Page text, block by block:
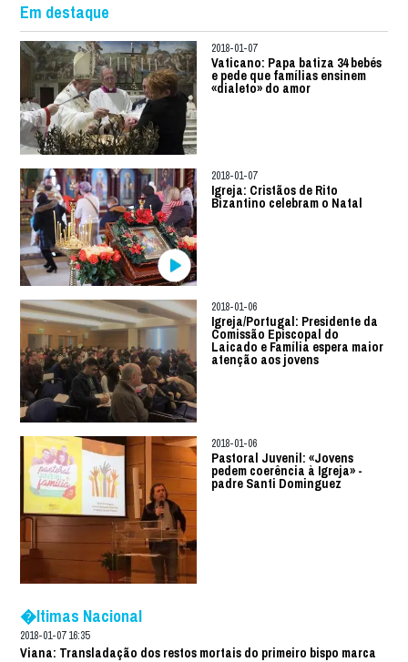
Em destaque
2018-01-07
Vaticano: Papa batiza 34 bebés
e pede que famílias ensinem
«dialeto» do amor
2018-01-07
Igreja: Cristãos de Rito
Bizantino celebram o Natal
2018-01-06
Igreja/Portugal: Presidente da
Comissão Episcopal do
Laicado e Família espera maior
atenção aos jovens
2018-01-06
Pastoral Juvenil: «Jovens
pedem coerência à Igreja» -
padre Santi Dominguez
�ltimas Nacional
2018-01-07 16:35
Viana: Transladação dos restos mortais do primeiro bispo marca